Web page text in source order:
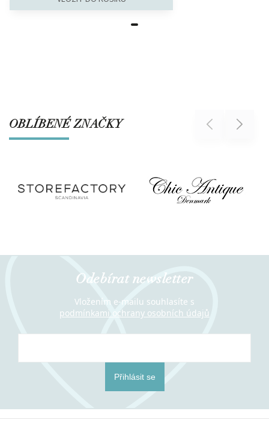
OBLÍBENÉ ZNAČKY Previous Next
Odebírat newsletter
Vložením e-mailu souhlasíte s
podmínkami ochrany osobních údajů
Přihlásit se